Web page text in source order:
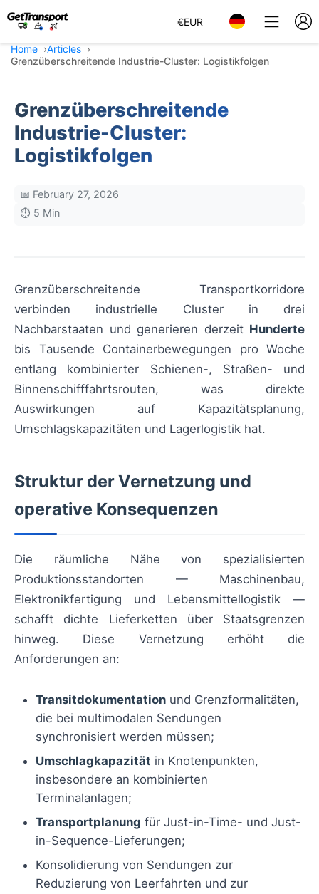
€EUR
Home
Articles
Grenzüberschreitende Industrie-Cluster: Logistikfolgen
Grenzüberschreitende
Industrie-Cluster:
Logistikfolgen
📅 February 27, 2026
⏱️ 5 Min
Grenzüberschreitende Transportkorridore
verbinden industrielle Cluster in drei
Nachbarstaaten und generieren derzeit Hunderte
bis Tausende Containerbewegungen pro Woche
entlang kombinierter Schienen-, Straßen- und
Binnenschifffahrtsrouten, was direkte
Auswirkungen auf Kapazitätsplanung,
Umschlagskapazitäten und Lagerlogistik hat.
Struktur der Vernetzung und
operative Konsequenzen
Die räumliche Nähe von spezialisierten
Produktionsstandorten — Maschinenbau,
Elektronikfertigung und Lebensmittellogistik —
schafft dichte Lieferketten über Staatsgrenzen
hinweg. Diese Vernetzung erhöht die
Anforderungen an:
Transitdokumentation und Grenzformalitäten,
die bei multimodalen Sendungen
synchronisiert werden müssen;
Umschlagkapazität in Knotenpunkten,
insbesondere an kombinierten
Terminalanlagen;
Transportplanung für Just-in-Time- und Just-
in-Sequence-Lieferungen;
Konsolidierung von Sendungen zur
Reduzierung von Leerfahrten und zur